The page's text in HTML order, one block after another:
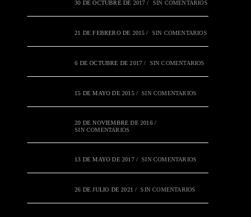
30 DE OCTUBRE DE 2017 / SIN COMENTARIOS
21 DE FEBRERO DE 2015 / SIN COMENTARIOS
6 DE OCTUBRE DE 2017 / SIN COMENTARIOS
15 DE MAYO DE 2015 / SIN COMENTARIOS
20 DE NOVIEMBRE DE 2016 /
SIN COMENTARIOS
13 DE MAYO DE 2017 / SIN COMENTARIOS
26 DE JULIO DE 2021 / SIN COMENTARIOS